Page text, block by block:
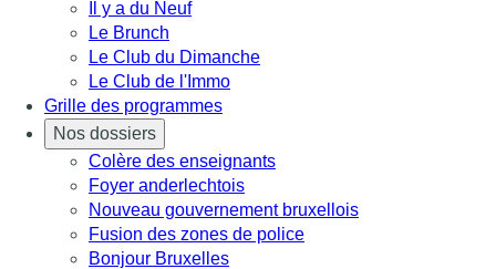
Il y a du Neuf
Le Brunch
Le Club du Dimanche
Le Club de l'Immo
Grille des programmes
Nos dossiers
Colère des enseignants
Foyer anderlechtois
Nouveau gouvernement bruxellois
Fusion des zones de police
Bonjour Bruxelles